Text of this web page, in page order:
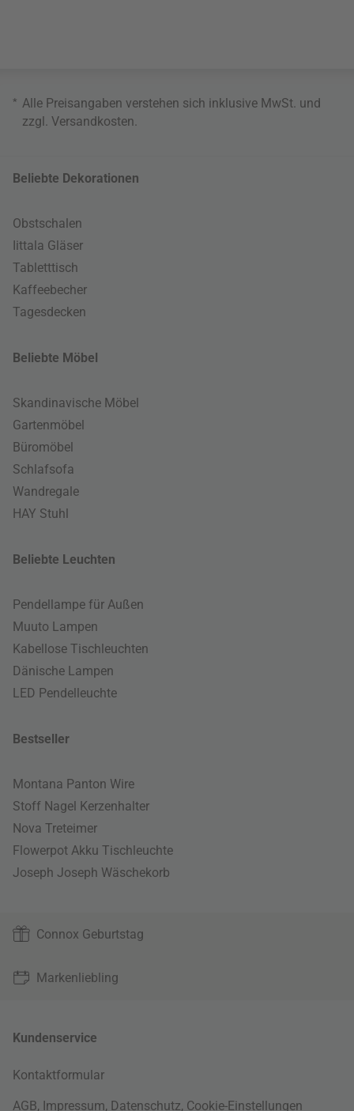
* Alle Preisangaben verstehen sich inklusive MwSt. und
zzgl. Versandkosten
Beliebte Dekorationen
Obstschalen
Iittala Gläser
Tabletttisch
Kaffeebecher
Tagesdecken
Beliebte Möbel
Skandinavische Möbel
Gartenmöbel
Büromöbel
Schlafsofa
Wandregale
HAY Stuhl
Beliebte Leuchten
Pendellampe für Außen
Muuto Lampen
Kabellose Tischleuchten
Dänische Lampen
LED Pendelleuchte
Bestseller
Montana Panton Wire
Stoff Nagel Kerzenhalter
Nova Treteimer
Flowerpot Akku Tischleuchte
Joseph Joseph Wäschekorb
Connox Geburtstag
Markenliebling
Kundenservice
Kontaktformular
AGB, Impressum, Datenschutz, Cookie-Einstellungen